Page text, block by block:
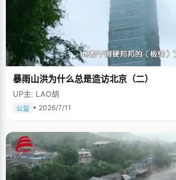
暴雨山洪为什么总是造访北京（二）
UP主: LAO胡
公益 • 2026/7/11